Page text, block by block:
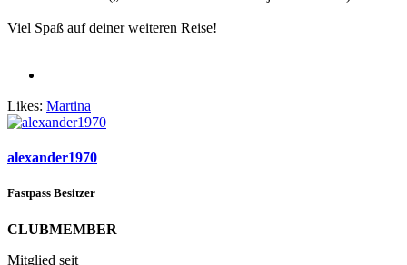
Viel Spaß auf deiner weiteren Reise!
Likes: Martina
alexander1970
Fastpass Besitzer
CLUBMEMBER
Mitglied seit